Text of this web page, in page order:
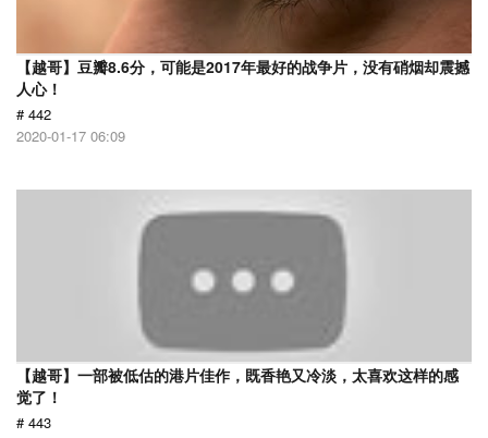
【越哥】豆瓣8.6分，可能是2017年最好的战争片，没有硝烟却震撼
人心！
# 442
2020-01-17 06:09
【越哥】一部被低估的港片佳作，既香艳又冷淡，太喜欢这样的感
觉了！
# 443